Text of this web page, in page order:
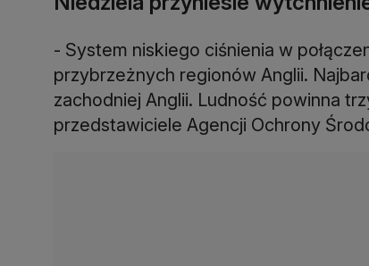
- System niskiego ciśnienia w
przybrzeżnych regionów Anglii.
zachodniej Anglii. Ludność powinna
przedstawiciele Agencji Ochrony